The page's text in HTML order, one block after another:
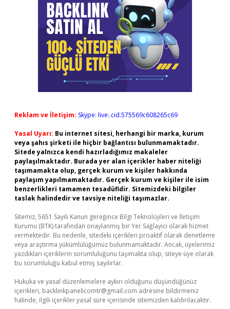
Reklam ve İletişim: Skype: live:.cid.575569c608265c69
Yasal Uyarı: Bu internet sitesi, herhangi bir marka, kurum
veya şahıs şirketi ile hiçbir bağlantısı bulunmamaktadır.
Sitede yalnızca kendi hazırladığımız makaleler
paylaşılmaktadır. Burada yer alan içerikler haber niteliği
taşımamakta olup, gerçek kurum ve kişiler hakkında
paylaşım yapılmamaktadır. Gerçek kurum ve kişiler ile isim
benzerlikleri tamamen tesadüfidir. Sitemizdeki bilgiler
taslak halindedir ve tavsiye niteliği taşımazlar.
Sitemiz, 5651 Sayılı Kanun gereğince Bilgi Teknolojileri ve İletişim
Kurumu (BTK) tarafından onaylanmış bir Yer Sağlayıcı olarak hizmet
vermektedir. Bu nedenle, sitedeki içerikleri proaktif olarak denetleme
veya araştırma yükümlülüğümüz bulunmamaktadır. Ancak, üyelerimiz
yazdıkları içeriklerin sorumluluğunu taşımakta olup, siteye üye olarak
bu sorumluluğu kabul etmiş sayılırlar.
Hukuka ve yasal düzenlemelere aykırı olduğunu düşündüğünüz
içerikleri, backlinkpanelicomtr@gmail.com adresine bildirmeniz
halinde, ilgili içerikler yasal süre içerisinde sitemizden kaldırılacaktır.